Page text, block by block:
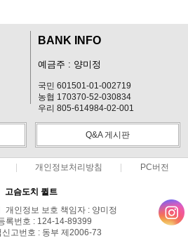
BANK INFO
예금주 : 양미정
국민 601501-01-002719
농협 170370-52-030834
우리 805-614984-02-001
Q&A 게시판
개인정보처리방침 PC버전
고슴도치 퀼트
개인정보 보호 책임자 : 양미정
록번호 : 124-14-89399
신고번호 : 동부 제2006-73